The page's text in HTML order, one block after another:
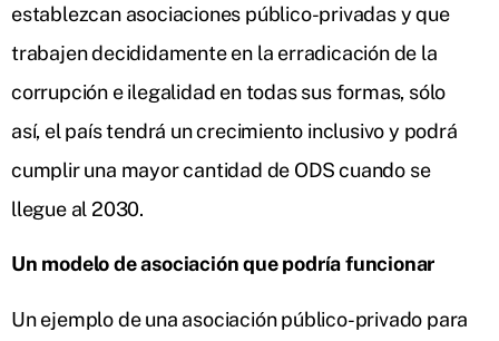
establezcan asociaciones público-privadas y que
trabajen decididamente en la erradicación de la
corrupción e ilegalidad en todas sus formas, sólo
así, el país tendrá un crecimiento inclusivo y podrá
cumplir una mayor cantidad de ODS cuando se
llegue al 2030.
Un modelo de asociación que podría funcionar
Un ejemplo de una asociación público-privado para